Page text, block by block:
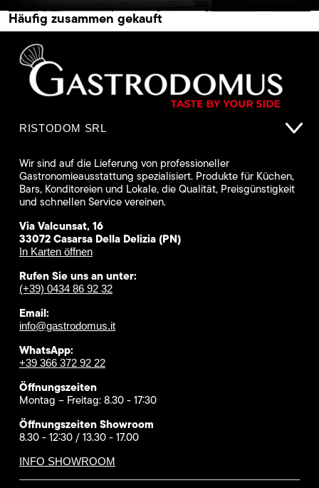
Häufig zusammen gekauft
RISTODOM SRL
Wir sind auf die Lieferung von professioneller
Gastronomieausstattung spezialisiert. Produkte für Küchen,
Bars, Konditoreien und Lokale, die Qualität, Preisgünstigkeit
und schnellen Service vereinen.
Via Valcunsat, 16
33072 Casarsa Della Delizia (PN)
In Karten öffnen
Rufen Sie uns an unter:
(+39) 0434 86 92 32
Email:
info@gastrodomus.it
WhatsApp:
+39 366 372 92 22
Öffnungszeiten
Montag – Freitag: 8.30 - 17:30
Öffnungszeiten Showroom
8.30 - 12:30 / 13.30 - 17.00
INFO SHOWROOM